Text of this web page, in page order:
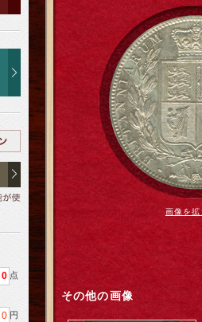
0 点
0 円
画像を
その他の画像